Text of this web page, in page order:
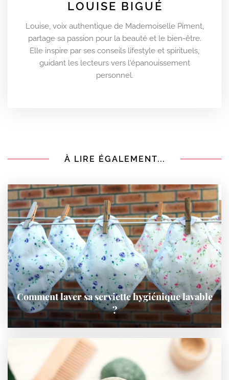
LOUISE BIGUÉ
Louise, voix authentique de Mademoiselle Piment,
partage sa passion pour la beauté et le bien-être.
Elle inspire par ses conseils lifestyle et spirituels,
guidant les lecteurs vers l'épanouissement
personnel.
À LIRE ÉGALEMENT...
Comment laver sa serviette hygiénique lavable
?